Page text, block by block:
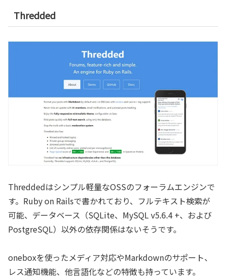
Thredded
Threddedはシンプル軽量なOSSのフォーラムエンジンで
す。Ruby on Railsで書かれており、フルテキスト検索が
可能、データベース（SQLite、MySQL v5.6.4 +、および
PostgreSQL）以外の依存関係はないそうです。
oneboxを使ったメディア対応やMarkdownのサポート、
レス通知機能、他言語化などの特徴も持っています。